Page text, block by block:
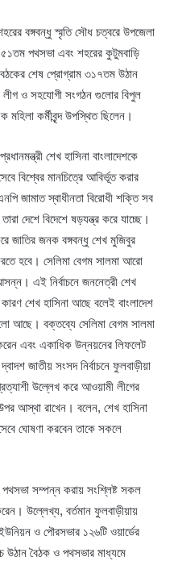
বঙ্গবন্ধু স্মৃতি সৌধ চত্বরে উপজেলা
পথসভা এবং শহরের কুটুমবাড়ি
শেষ প্রোগ্রাম ৩১৭তম উঠান
ও সহযোগী সংগঠন গুলোর বিপুল
কর্মীবৃন্দ উপস্থিত ছিলেন।
শেখ হাসিনা বাংলাদেশকে
বিশ্বের মানচিত্রে আবির্ভূত করার
জামাত স্বাধীনতা বিরোধী শক্তি সব
দেশে বিদেশে ষড়যন্ত্র করে যাচ্ছে।
জাতির জনক বঙ্গবন্ধু শেখ মুজিবুর
হবে। সেলিমা বেগম সালমা আরো
এই নির্বাচনে জননেত্রী শেখ
কারণ শেখ হাসিনা আছে বলেই বাংলাদেশ
আছে। বক্তব্যে সেলিমা বেগম সালমা
এবং একাধিক উন্নয়নের লিফলেট
জাতীয় সংসদ নির্বাচনে ফুলবাড়ীয়া
উল্লেখ করে আওয়ামী লীগের
আস্থা রাখেন। বলেন, শেখ হাসিনা
ঘোষণা করবেন তাকে সকলে
পথসভা সম্পন্ন করায় সংশ্লিষ্ট সকল
উল্লেখ্য, বর্তমান ফুলবাড়ীয়ায়
ও পৌরসভার ১২৬টি ওয়ার্ডের
উঠান বৈঠক ও পথসভার মাধ্যমে